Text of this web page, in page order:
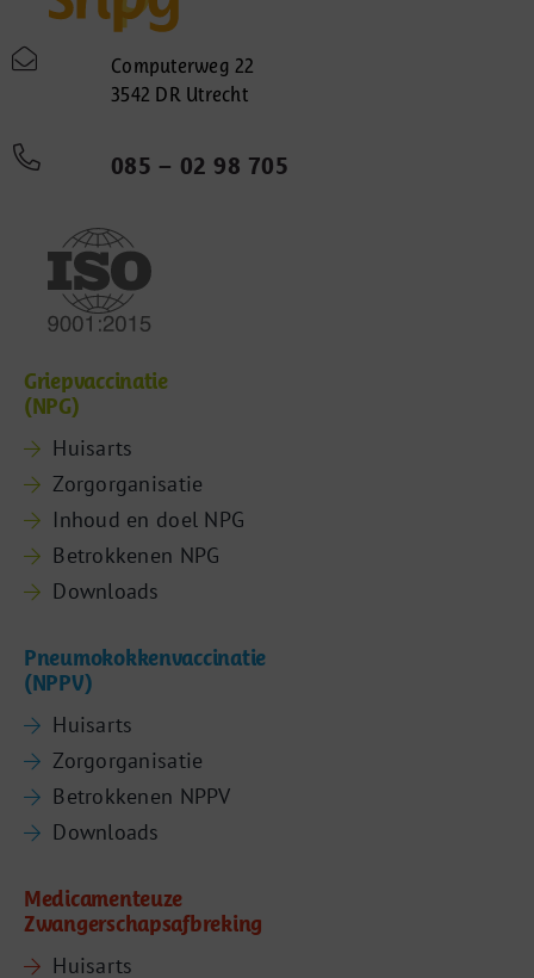
Computerweg 22
3542 DR Utrecht
085 – 02 98 705
Griepvaccinatie
(NPG)
Huisarts
Zorgorganisatie
Inhoud en doel NPG
Betrokkenen NPG
Downloads
Pneumokokkenvaccinatie
(NPPV)
Huisarts
Zorgorganisatie
Betrokkenen NPPV
Downloads
Medicamenteuze
Zwangerschapsafbreking
Huisarts